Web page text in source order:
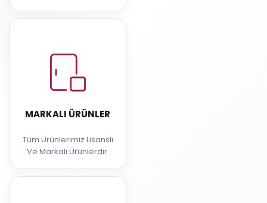
MARKALI ÜRÜNLER
Tüm Ürünlerimiz Lisanslı
Ve Markalı Ürünlerdir.